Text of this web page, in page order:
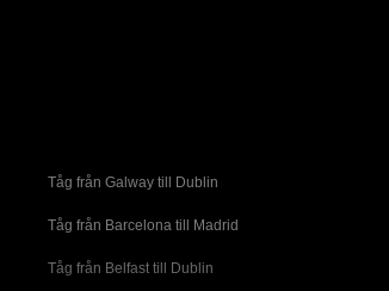
Tåg från Galway till Dublin
Tåg från Barcelona till Madrid
Tåg från Belfast till Dublin